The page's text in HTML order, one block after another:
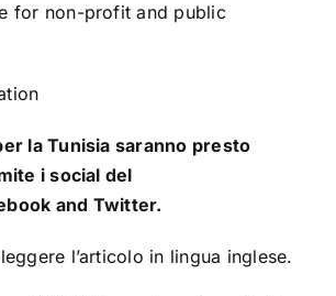
for non-profit and public
la Tunisia saranno presto
i social del
and Twitter.
l’articolo in lingua inglese.